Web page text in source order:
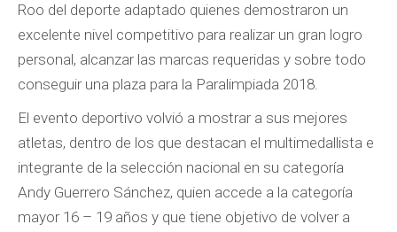
Roo del deporte adaptado quienes demostraron un
excelente nivel competitivo para realizar un gran logro
personal, alcanzar las marcas requeridas y sobre todo
conseguir una plaza para la Paralimpiada 2018.
El evento deportivo volvió a mostrar a sus mejores
atletas, dentro de los que destacan el multimedallista e
integrante de la selección nacional en su categoría
Andy Guerrero Sánchez, quien accede a la categoría
mayor 16 – 19 años y que tiene objetivo de volver a